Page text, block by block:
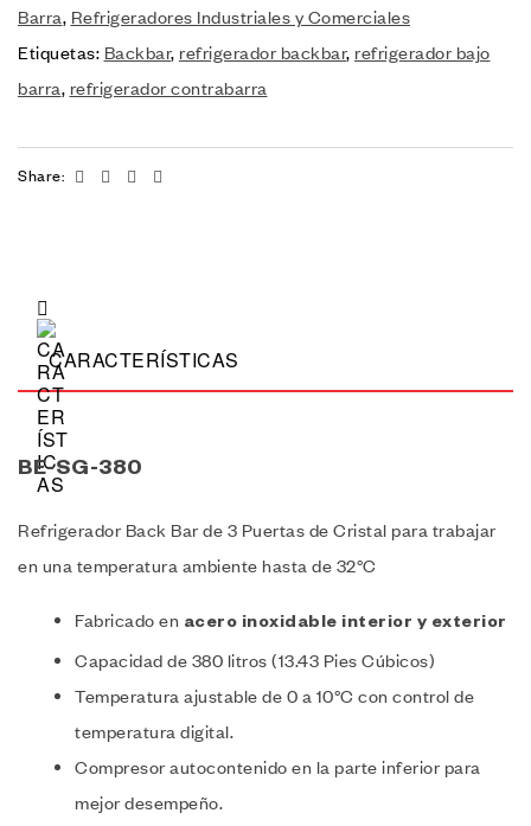
Barra, Refrigeradores Industriales y Comerciales
Etiquetas: Backbar, refrigerador backbar, refrigerador bajo
barra, refrigerador contrabarra
Share: Facebook
TwitterLinkedin
CARACTERÍSTICAS
BE-SG-380
Refrigerador Back Bar de 3 Puertas de Cristal para trabajar
en una temperatura ambiente hasta de 32°C
Fabricado en acero inoxidable interior y exterior
Capacidad de 380 litros (13.43 Pies Cúbicos)
Temperatura ajustable de 0 a 10°C con control de
temperatura digital.
Compresor autocontenido en la parte inferior para
mejor desempeño.